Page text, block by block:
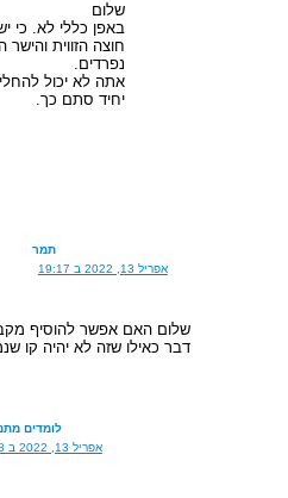
שלום
באפן כללי לא. כי
חוצה הזווית
נפרדים.
אתה לא יכול
יחיד סתם כך.
תמר
אפריל 13, 2022 ב 19:17
שלום האם אפשר להוסיף
דבר כאילו שזה לא יהיה קו
לומדים
אפריל 13, 2022 ב 19:48